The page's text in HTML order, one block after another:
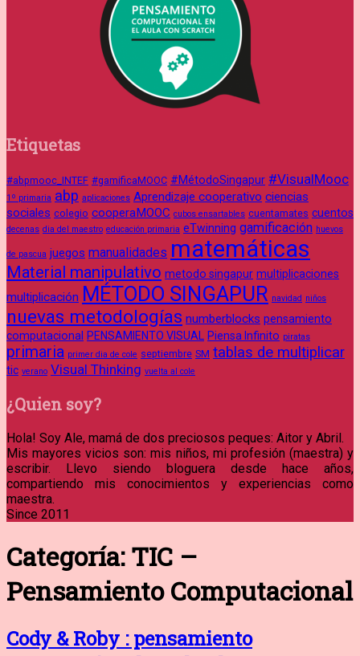
Etiquetas
#abpmooc_INTEF #gamificaMOOC #MétodoSingapur #VisualMooc
1º primaria abp aplicaciones Aprendizaje cooperativo ciencias
sociales colegio cooperaMOOC cubos ensartables cuentamates cuentos
decenas dia del maestro educación primaria eTwinning gamificación huevos
de pascua juegos manualidades matemáticas
Material manipulativo metodo singapur multiplicaciones
multiplicación MÉTODO SINGAPUR navidad niños
nuevas metodologías numberblocks pensamiento
computacional
PENSAMIENTO VISUAL Piensa Infinito piratas
primaria primer dia de cole septiembre SM tablas de multiplicar
tic verano Visual Thinking vuelta al cole
¿Quien soy?
Hola! Soy Ale, mamá de dos preciosos peques: Aitor y Abril.
Mis mayores vicios son: mis niños, mi profesión (maestra) y
escribir. Llevo siendo bloguera desde hace años,
compartiendo mis conocimientos y experiencias como
maestra.
Since 2011
Categoría:TIC –
Pensamiento Computacional
Cody & Roby : pensamiento